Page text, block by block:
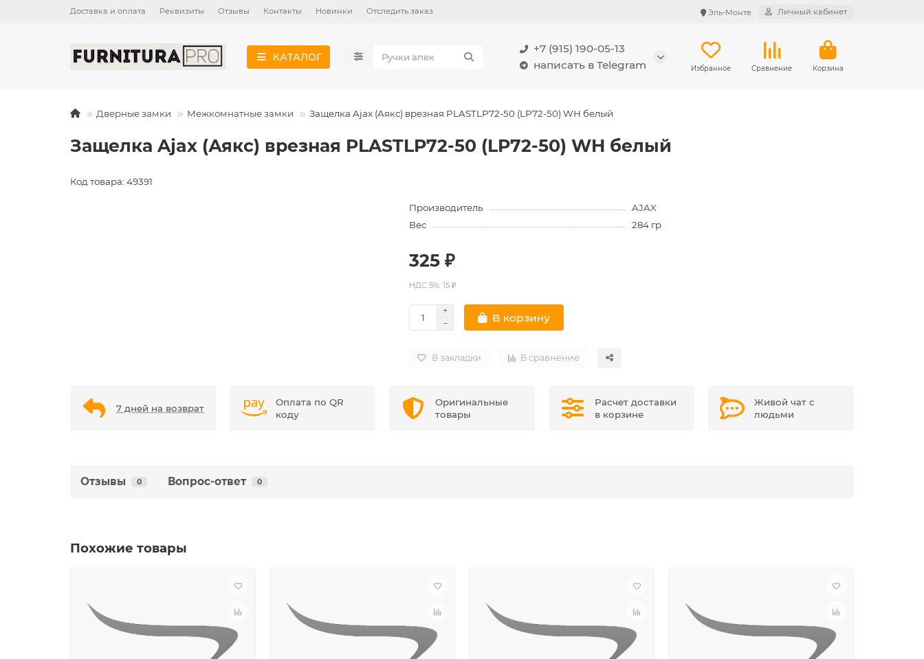
Доставка и оплата Реквизиты Отзывы Контакты Новинки Отследить заказ Эль-Монте Личный кабинет
КАТАЛОГ
+7 (915) 190-05-13
написать в Telegram
Избранное Сравнение Корзина
Дверные замки Межкомнатные замки Защелка Ajax (Аякс) врезная PLASTLP72-50 (LP72-50) WH белый
Защелка Ajax (Аякс) врезная PLASTLP72-50 (LP72-50) WH белый
Код товара: 49391
Производитель
AJAX
Вес
284 гр
325 ₽
НДС 5%: 15 ₽
В корзину
В закладки В сравнение
7 дней на возврат
Оплата по QR
коду
Оригинальные
товары
Расчет доставки
в корзине
Живой чат с
людьми
Отзывы 0 Вопрос-ответ 0
Похожие товары